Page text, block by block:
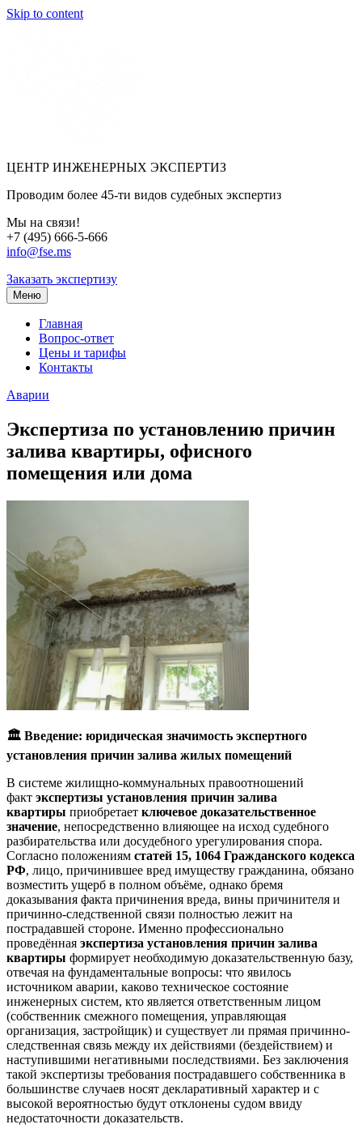
Skip to content
ЦЕНТР ИНЖЕНЕРНЫХ ЭКСПЕРТИЗ
Проводим более 45-ти видов судебных экспертиз
Мы на связи!
+7 (495) 666-5-666
info@fse.ms
Заказать экспертизу
Меню
Главная
Вопрос-ответ
Цены и тарифы
Контакты
Аварии
Экспертиза по установлению причин
залива квартиры, офисного
помещения или дома
🏛 ️ Введение: юридическая значимость экспертного
установления причин залива жилых помещений
В системе жилищно-коммунальных правоотношений
факт экспертизы установления причин залива
квартиры приобретает ключевое доказательственное
значение, непосредственно влияющее на исход судебного
разбирательства или досудебного урегулирования спора.
Согласно положениям статей 15, 1064 Гражданского кодекса
РФ, лицо, причинившее вред имуществу гражданина, обязано
возместить ущерб в полном объёме, однако бремя
доказывания факта причинения вреда, вины причинителя и
причинно-следственной связи полностью лежит на
пострадавшей стороне. Именно профессионально
проведённая экспертиза установления причин залива
квартиры формирует необходимую доказательственную базу,
отвечая на фундаментальные вопросы: что явилось
источником аварии, каково техническое состояние
инженерных систем, кто является ответственным лицом
(собственник смежного помещения, управляющая
организация, застройщик) и существует ли прямая причинно-
следственная связь между их действиями (бездействием) и
наступившими негативными последствиями. Без заключения
такой экспертизы требования пострадавшего собственника в
большинстве случаев носят декларативный характер и с
высокой вероятностью будут отклонены судом ввиду
недостаточности доказательств.